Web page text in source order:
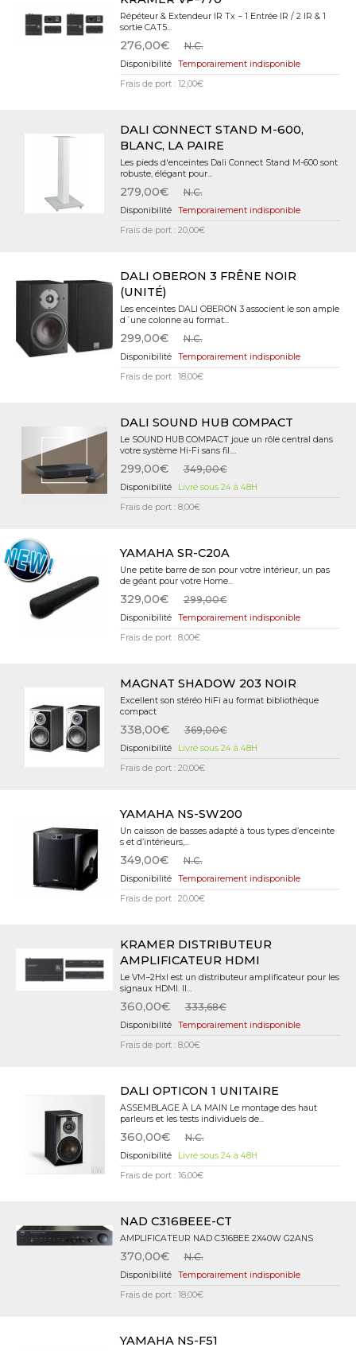
Répéteur & Extendeur IR Tx − 1 Entrée IR / 2 IR & 1
sortie CAT5...
276,00€ N.C.
Temporairement indisponible
Frais de port : 12,00€
DALI CONNECT STAND M-600,
BLANC, LA PAIRE
Les pieds d'enceintes Dali Connect Stand M-600 sont
robuste, élégant pour...
279,00€ N.C.
Temporairement indisponible
Frais de port : 20,00€
DALI OBERON 3 FRÊNE NOIR
(UNITÉ)
Les enceintes DALI OBERON 3 associent le son ample
d´une colonne au format...
299,00€ N.C.
Temporairement indisponible
Frais de port : 18,00€
DALI SOUND HUB COMPACT
Le SOUND HUB COMPACT joue un rôle central dans
votre système Hi-Fi sans fil....
299,00€ 349,00€
Livré sous 24 à 48H
Frais de port : 8,00€
YAMAHA SR-C20A
Une petite barre de son pour votre intérieur, un pas
de géant pour votre Home...
329,00€ 299,00€
Temporairement indisponible
Frais de port : 8,00€
MAGNAT SHADOW 203 NOIR
Excellent son stéréo HiFi au format bibliothèque
compact
338,00€ 369,00€
Livré sous 24 à 48H
Frais de port : 20,00€
YAMAHA NS-SW200
Un caisson de basses adapté à tous types d’enceinte
s et d’intérieurs,...
349,00€ N.C.
Temporairement indisponible
Frais de port : 20,00€
KRAMER DISTRIBUTEUR
AMPLIFICATEUR HDMI
Le VM−2Hxl est un distributeur amplificateur pour les
signaux HDMI. Il...
360,00€ 333,68€
Temporairement indisponible
Frais de port : 8,00€
DALI OPTICON 1 UNITAIRE
ASSEMBLAGE À LA MAIN Le montage des haut
parleurs et les tests individuels de...
360,00€ N.C.
Livré sous 24 à 48H
Frais de port : 16,00€
NAD C316BEEE-CT
AMPLIFICATEUR NAD C316BEE 2X40W G2ANS
370,00€ N.C.
Temporairement indisponible
Frais de port : 18,00€
YAMAHA NS-F51